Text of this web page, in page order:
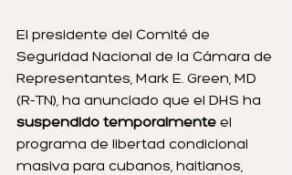
El presidente del Comité de
Seguridad Nacional de la Cámara de
Representantes, Mark E. Green, MD
(R-TN), ha anunciado que el DHS ha
suspendido temporalmente el
programa de libertad condicional
masiva para cubanos, haitianos,